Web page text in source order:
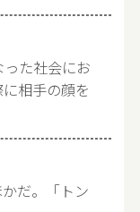
た社会にお
相手の顔を
だ。「トン